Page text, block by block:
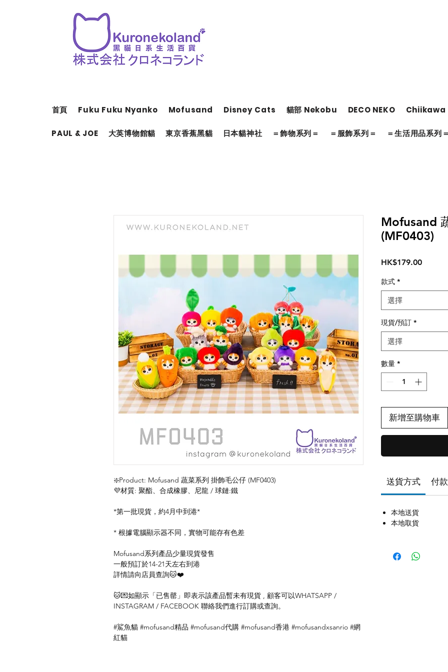
首頁 Fuku Fuku Nyanko Mofusand Disney Cats 貓部 Nekobu DECO NEKO Chiikawa
PAUL & JOE 大英博物館貓 東京香蕉黑貓 日本貓神社 ＝飾物系列＝ ＝服飾系列＝ ＝生活用品系列
❇️Product: Mofusand 蔬菜系列 掛飾毛公仔 (MF0403)
💜材質: 聚酯、合成橡膠、尼龍 / 球鏈:鐵
*第一批現貨，約4月中到港*
* 根據電腦顯示器不同，實物可能存有色差
Mofusand系列產品少量現貨發售
一般預訂於14-21天左右到港
詳情請向店員查詢🐱❤️
🐱💌如顯示「已售罄」即表示該產品暫未有現貨 , 顧客可以WHATSAPP /
INSTAGRAM / FACEBOOK 聯絡我們進行訂購或查詢。
#鯊魚貓 #mofusand精品 #mofusand代購 #mofusand香港 #mofusandxsanrio #網
紅貓
Mofusand
(MF0403)
HK$179.00價
款式 *
選擇
現貨/預訂 *
選擇
數量 *
新增至購物車
送貨方式 付
本地送貨
本地取貨